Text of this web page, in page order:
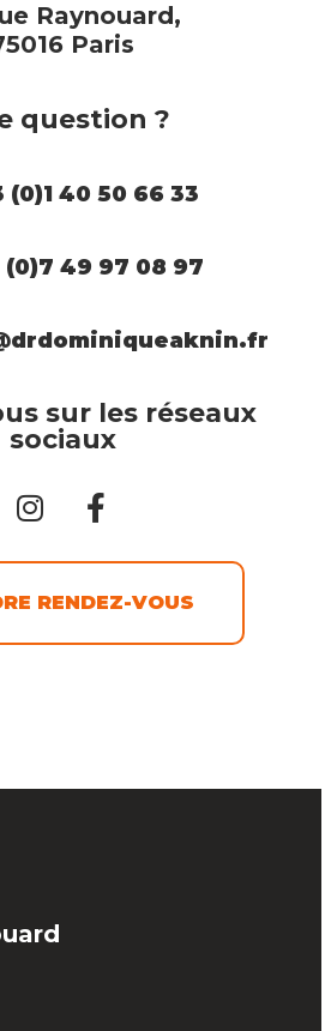
Raynouard,
Paris
question ?
(0)1 40 50 66 33
(0)7 49 97 08 97
sur les réseaux
sociaux
RENDEZ-VOUS